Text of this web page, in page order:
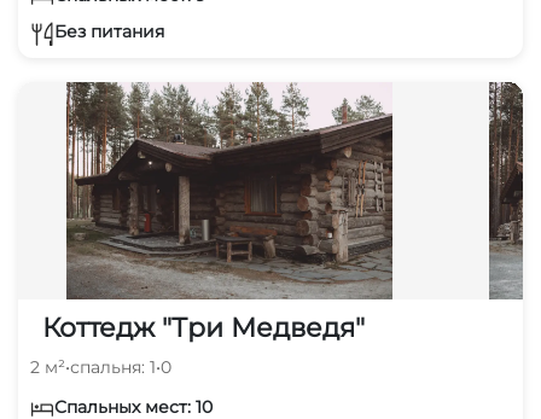
Без питания
Коттедж "Три Медведя"
2 м²•спальня: 1•0
Спальных мест: 10